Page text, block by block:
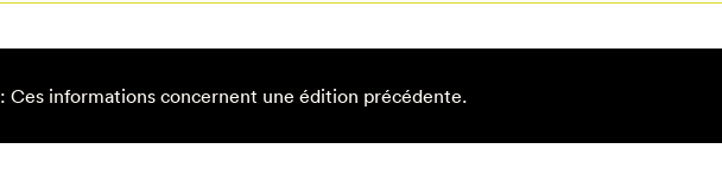
: Ces informations concernent une édition précédente.